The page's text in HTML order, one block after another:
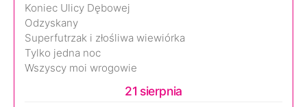
Koniec Ulicy Dębowej
Odzyskany
Superfutrzak i złośliwa wiewiórka
Tylko jedna noc
Wszyscy moi wrogowie
21 sierpnia